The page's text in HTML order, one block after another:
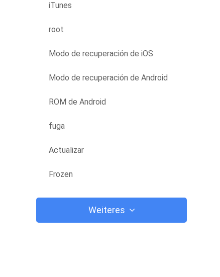
iTunes
root
Modo de recuperación de iOS
Modo de recuperación de Android
ROM de Android
fuga
Actualizar
Frozen
Weiteres